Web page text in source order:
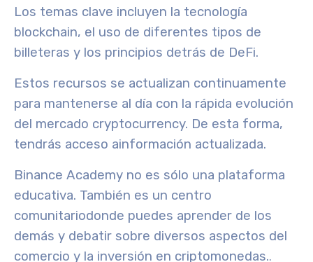
Los temas clave incluyen la tecnología
blockchain, el uso de diferentes tipos de
billeteras y los principios detrás de DeFi.
Estos recursos se actualizan continuamente
para mantenerse al día con la rápida evolución
del mercado cryptocurrency. De esta forma,
tendrás acceso ainformación actualizada.
Binance Academy no es sólo una plataforma
educativa. También es un centro
comunitariodonde puedes aprender de los
demás y debatir sobre diversos aspectos del
comercio y la inversión en criptomonedas..